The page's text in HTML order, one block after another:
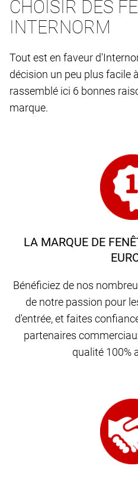
CHOISIR DES
INTERNORM
Tout est en faveur
décision un peu plus facile
rassemblé ici 6 bonnes
marque.
LA MARQUE DE
Bénéficiez de nos
de notre passion pour
d'entrée, et faites
partenaires
qualité 100%